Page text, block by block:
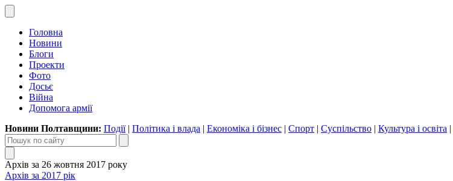
Головна
Новини
Блоги
Проекти
Фото
Досьє
Війна
Допомога армії
Новини Полтавщини: Події| Політика і влада | Економіка і бізнес | Спорт | Суспільство | Культура і освіта |
Архів за 26 жовтня 2017 року
Архів за 2017 рік